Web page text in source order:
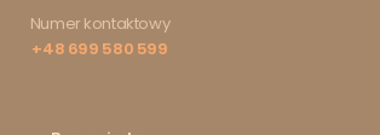
Numer kontaktowy
+48 699 580 599